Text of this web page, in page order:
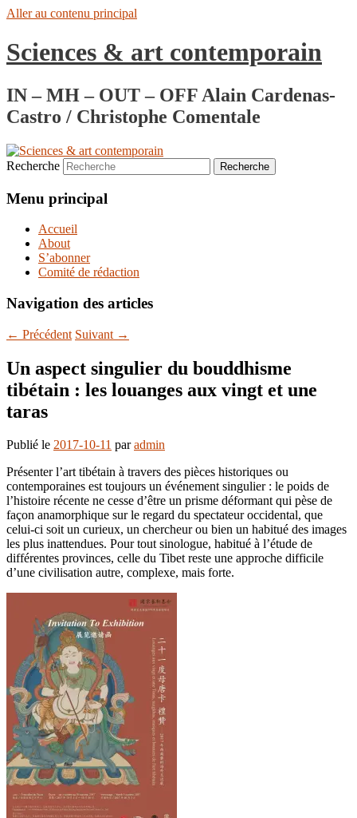
Aller au contenu principal
Sciences & art contemporain
IN – MH – OUT – OFF Alain Cardenas-
Castro / Christophe Comentale
Recherche
Menu principal
Accueil
About
S’abonner
Comité de rédaction
Navigation des articles
← Précédent Suivant →
Un aspect singulier du bouddhisme
tibétain : les louanges aux vingt et une
taras
Publié le 2017-10-11 paradmin
Présenter l’art tibétain à travers des pièces historiques ou
contemporaines est toujours un événement singulier : le poids de
l’histoire récente ne cesse d’être un prisme déformant qui pèse de
façon anamorphique sur le regard du spectateur occidental, que
celui-ci soit un curieux, un chercheur ou bien un habitué des images
les plus inattendues. Pour tout sinologue, habitué à l’étude de
différentes provinces, celle du Tibet reste une approche difficile
d’une civilisation autre, complexe, mais forte.